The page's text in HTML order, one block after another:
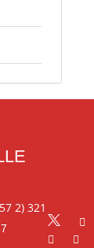
2) 321